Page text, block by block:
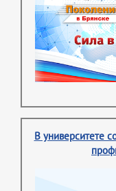
В университете